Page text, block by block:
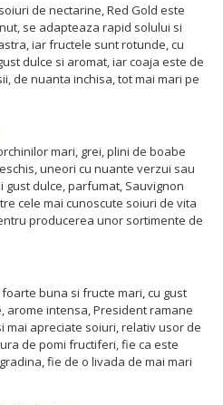
de nectarine, Red Gold este
se adapteaza rapid solului si
iar fructele sunt rotunde, cu
dulce si aromat, iar coaja este de
de nuanta inchisa, tot mai mari pe
mari, grei, plini de boabe
uneori cu nuante verzui sau
dulce, parfumat, Sauvignon
cele mai cunoscute soiuri de vita
producerea unor sortimente de
buna si fructe mari, cu gust
arome intensa, President ramane
mai apreciate soiuri, relativ usor de
de pomi fructiferi, fie ca este
fie de o livada de mai mari